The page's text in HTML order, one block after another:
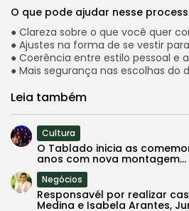
O que pode ajudar nesse
● Clareza sobre o que você quer
● Ajustes na forma de se vestir
● Coerência entre estilo pessoal e
● Mais segurança nas escolhas do
Leia também
Cultura
O Tablado inicia as
anos com nova montagem...
Negócios
Responsavél por realizar
Medina e Isabela Arantes,